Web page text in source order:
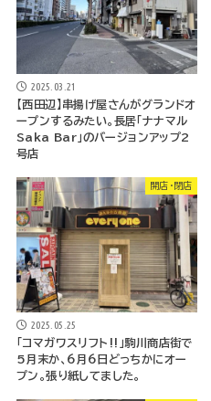
2025.03.21
【西田辺】串揚げ屋さんがグランドオ
ープンするみたい。長居「ナナマル
Saka Bar」のバージョンアップ2
号店
開店・閉店
2025.05.25
「コマガワスリフト‼」駒川商店街で
5月末か、6月6日どっちかにオー
プン。張り紙してました。